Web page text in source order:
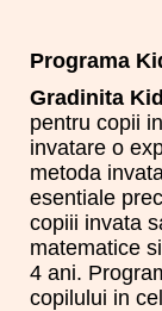
Programa
Gradinita
pentru copii
invatare o
metoda
esentiale
copiii invata
matematice
4 ani.
copilului in